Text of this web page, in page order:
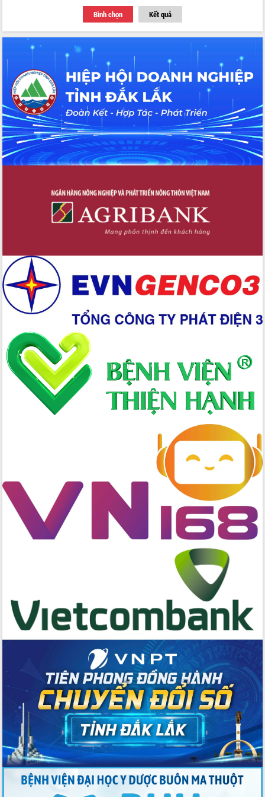
Tập huấn ứng dụng trí tuệ nhân tạo (AI)
trong thương mại điện tử năm 2026
Đoàn đại biểu Quốc hội tỉnh Đắk Lắk
trao đổi thông tin trước Kỳ họp thứ
nhất, Quốc hội khóa XVI
Quyết liệt cải cách hành chính, khơi
thông nguồn lực phát triển
Nâng cao hiệu lực, hiệu quả HĐND
tỉnh thông qua hiện đại hóa hành chính
Xã Ea Phê gắn cải cách hành chính với
chuyển đổi số
Phó Chủ tịch Thường trực UBND tỉnh
Hồ Thị Nguyên Thảo làm việc tại Trung
Xây dựng nền hành chính số đồng
hành cùng nông dân dân, doanh nghiệp
Giai đoạn 2026-2030, Đắk Lắk phấn
mới
Chuyển đổi số 'mở đường' cho nông
nghiệp Đắk Lắk tăng trưởng bứt phá
Triển khai đồng bộ đo đạc, lập hồ sơ
địa chính, hoàn thiện cơ sở dữ liệu đất
Ứng dụng sinh trắc học - Bước tiến
trong hành trình chuyển đổi số tại Đắk
Lắk
Đắk Lắk nâng cao hiệu quả công tác
Đảng từ Sổ tay đảng viên điện tử
Đắk Lắk đẩy mạnh nuôi biển công
nghệ, hướng tới phát triển thủy sản
Quyền của người tiêu dùng Việt Nam
2026
Đẩy mạnh cải cách hành chính, quyết
tâm đạt được mục tiêu tăng trưởng
hai con số trong năm 2026
Nhân dân tỉnh
Bệnh án điện tử thúc đẩy chuyển đổi
số y tế tại Đắk Lắk
không gian tri thức trong thời đại số
Đánh giá, rút kinh nghiệm công tác tổ
chức diễn tập trước ngày bầu cử
Chương trình “Gặp gỡ hữu nghị –
Friendship Meeting New Year 2026”
Bầu cử Quốc hội và HĐND: Cử tri Đắk
Lắk gửi gắm niềm tin, kỳ vọng vào lá
phiếu
Đắk Lắk sẵn sàng các điều kiện cho
Ngày hội bầu cử đại biểu Quốc hội
khóa XVI và HĐND các cấp nhiệm kỳ
Bình chọn Kết quả